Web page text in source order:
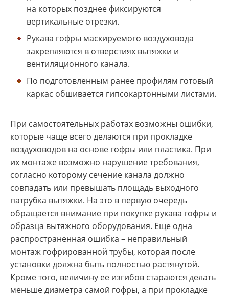
на которых позднее фиксируются
вертикальные отрезки.
Рукава гофры маскируемого воздуховода
закрепляются в отверстиях вытяжки и
вентиляционного канала.
По подготовленным ранее профилям готовый
каркас обшивается гипсокартонными листами.
При самостоятельных работах возможны ошибки,
которые чаще всего делаются при прокладке
воздуховодов на основе гофры или пластика. При
их монтаже возможно нарушение требования,
согласно которому сечение канала должно
совпадать или превышать площадь выходного
патрубка вытяжки. На это в первую очередь
обращается внимание при покупке рукава гофры и
образца вытяжного оборудования. Еще одна
распространенная ошибка – неправильный
монтаж гофрированной трубы, которая после
установки должна быть полностью растянутой.
Кроме того, величину ее изгибов стараются делать
меньше диаметра самой гофры, а при прокладке